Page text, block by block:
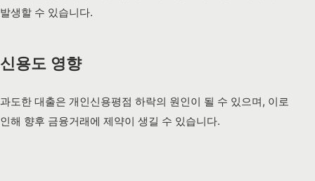
발생할 수 있습니다.
신용도 영향
과도한 대출은 개인신용평점 하락의 원인이 될 수 있으며, 이로
인해 향후 금융거래에 제약이 생길 수 있습니다.